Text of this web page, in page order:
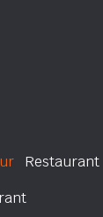
Restaurant